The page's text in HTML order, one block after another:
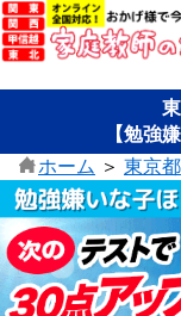
【勉強
ホーム ＞ 東京都